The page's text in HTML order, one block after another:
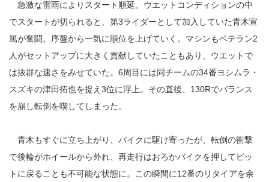
急激な雷雨によりスタート順延。ウエットコンディションの中
でスタートが切られると、第3ライダーとして加入していた青木宣
篤が奮闘。序盤から一気に順位を上げていく。マシンもベテラン2
人がセットアップに大きく貢献していたこともあり、ウエットで
は抜群な速さをみせていた。6周目には同チームの34番ヨシムラ・
スズキの津田拓也を捉え3位に浮上。その直後、130Rでバランス
を崩し転倒を喫してしまった。
青木もすぐに立ち上がり、バイクに駆け寄ったが、転倒の衝撃
で後輪がホイールから外れ、再走行はおろかバイクを押してピッ
トに戻ることも不可能な状態に。この瞬間に12番のリタイアを余